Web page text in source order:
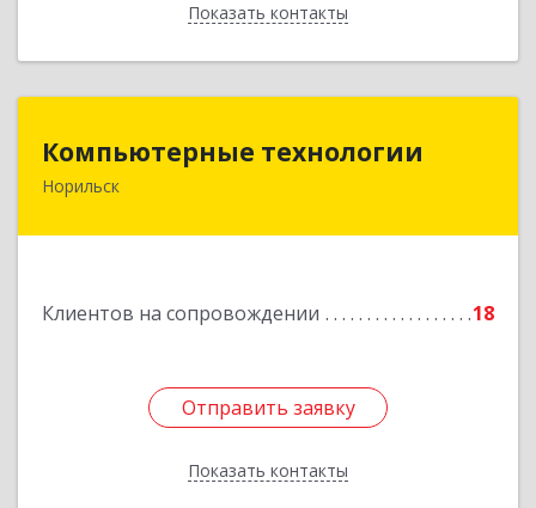
Показать контакты
Назад
Компьютерные технологии
Норильск
Клиентов на сопровождении 18
Отправить заявку
Показать контакты
663302, Красноярский край, Норильск г,
Отправить заявку
Назад